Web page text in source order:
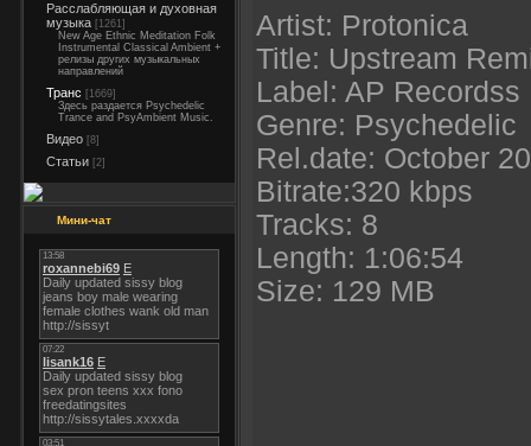
Расслабляющая и духовная
музыка [1261]
New Age Ethnic Meditation Folk
Instrumental Classical Ambient +
релизы других музыкальных
направлений
Транс [1669]
Здесь раздается Psychedelic
Trance and PsyAmbient Music.
Видео [8]
Статьи [2]
Мини-чат
Artist: Protonica
Title: Upstream
Label: AP Recordss
Genre: Psychedelic
Rel.date: October
Bitrate:320 kbps
Tracks: 8
Length: 1:06:54
Size: 129 MB